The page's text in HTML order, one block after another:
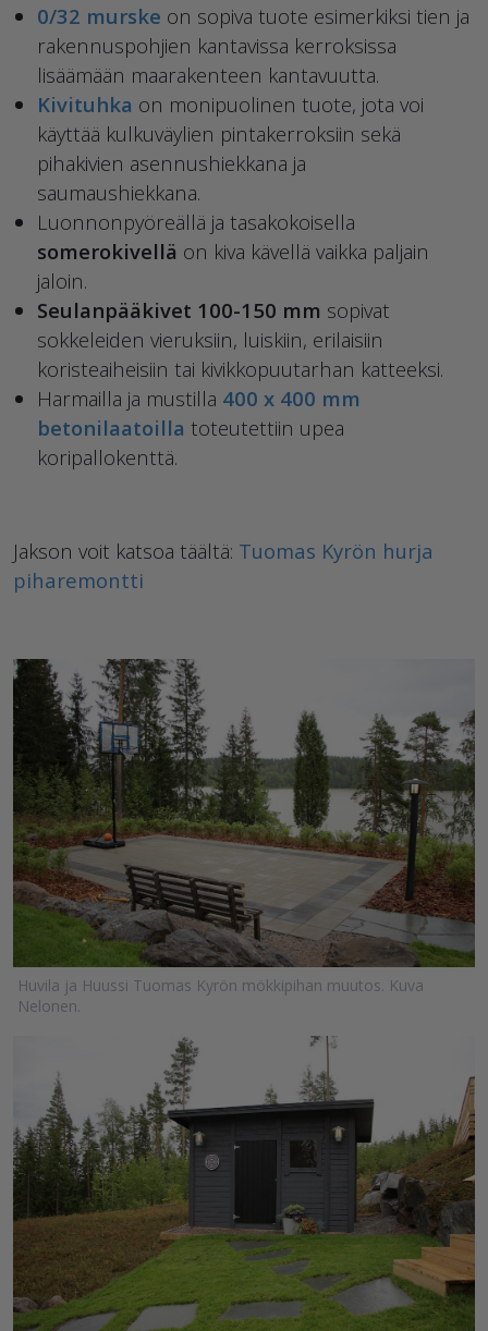
0/32 murske on sopiva tuote esimerkiksi tien ja
rakennuspohjien kantavissa kerroksissa
lisäämään maarakenteen kantavuutta.
Kivituhka on monipuolinen tuote, jota voi
käyttää kulkuväylien pintakerroksiin sekä
pihakivien asennushiekkana ja
saumaushiekkana.
Luonnonpyöreällä ja tasakokoisella
somerokivellä on kiva kävellä vaikka paljain
jaloin.
Seulanpääkivet 100-150 mm sopivat
sokkeleiden vieruksiin, luiskiin, erilaisiin
koristeaiheisiin tai kivikkopuutarhan katteeksi.
Harmailla ja mustilla 400 x 400 mm
betonilaatoilla toteutettiin upea
koripallokenttä.
Jakson voit katsoa täältä: Tuomas Kyrön hurja
piharemontti
Huvila ja Huussi Tuomas Kyrön mökkipihan muutos. Kuva
Nelonen.